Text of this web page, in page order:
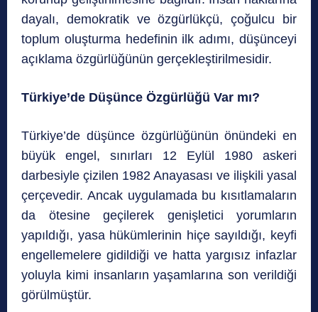
dayalı, demokratik ve özgürlükçü, çoğulcu bir
toplum oluşturma hedefinin ilk adımı, düşünceyi
açıklama özgürlüğünün gerçekleştirilmesidir.
Türkiye’de Düşünce Özgürlüğü Var mı?
Türkiye’de düşünce özgürlüğünün önündeki en
büyük engel, sınırları 12 Eylül 1980 askeri
darbesiyle çizilen 1982 Anayasası ve ilişkili yasal
çerçevedir. Ancak uygulamada bu kısıtlamaların
da ötesine geçilerek genişletici yorumların
yapıldığı, yasa hükümlerinin hiçe sayıldığı, keyfi
engellemelere gidildiği ve hatta yargısız infazlar
yoluyla kimi insanların yaşamlarına son verildiği
görülmüştür.